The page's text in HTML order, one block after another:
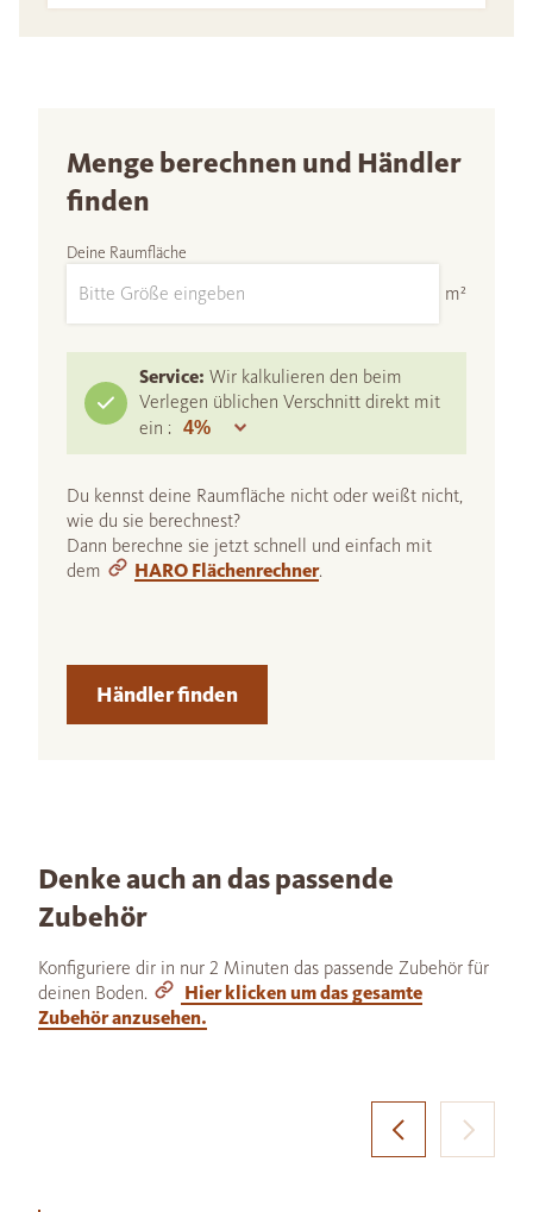
Menge berechnen und Händler
finden
Deine Raumfläche
m²
Service: Wir kalkulieren den beim
Verlegen üblichen Verschnitt direkt mit
ein :
Du kennst deine Raumfläche nicht oder weißt nicht,
wie du sie berechnest?
Dann berechne sie jetzt schnell und einfach mit
dem
HARO Flächenrechner.
Händler finden
Denke auch an das passende
Zubehör
Konfiguriere dir in nur 2 Minuten das passende Zubehör für
deinen Boden.
Hier klicken um das gesamte
Zubehör anzusehen.